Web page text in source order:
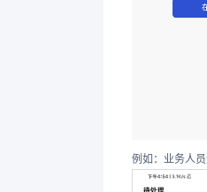
例如：业务人